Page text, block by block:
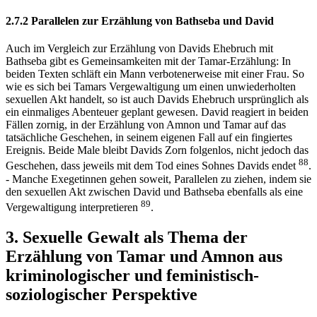
2.7.2 Parallelen zur Erzählung von Bathseba und David
Auch im Vergleich zur Erzählung von Davids Ehebruch mit
Bathseba gibt es Gemeinsamkeiten mit der Tamar-Erzählung: In
beiden Texten schläft ein Mann verbotenerweise mit einer Frau. So
wie es sich bei Tamars Vergewaltigung um einen unwiederholten
sexuellen Akt handelt, so ist auch Davids Ehebruch ursprünglich als
ein einmaliges Abenteuer geplant gewesen. David reagiert in beiden
Fällen zornig, in der Erzählung von Amnon und Tamar auf das
tatsächliche Geschehen, in seinem eigenen Fall auf ein fingiertes
Ereignis. Beide Male bleibt Davids Zorn folgenlos, nicht jedoch das
Geschehen, dass jeweils mit dem Tod eines Sohnes Davids endet 88.
- Manche Exegetinnen gehen soweit, Parallelen zu ziehen, indem sie
den sexuellen Akt zwischen David und Bathseba ebenfalls als eine
Vergewaltigung interpretieren 89.
3. Sexuelle Gewalt als Thema der
Erzählung von Tamar und Amnon aus
kriminologischer und feministisch-
soziologischer Perspektive